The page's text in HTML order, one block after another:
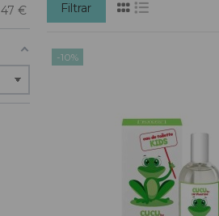
Filtrar
-10%
47 €